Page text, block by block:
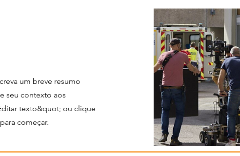
um breve resumo
seu contexto aos
texto&quot; ou clique
começar.